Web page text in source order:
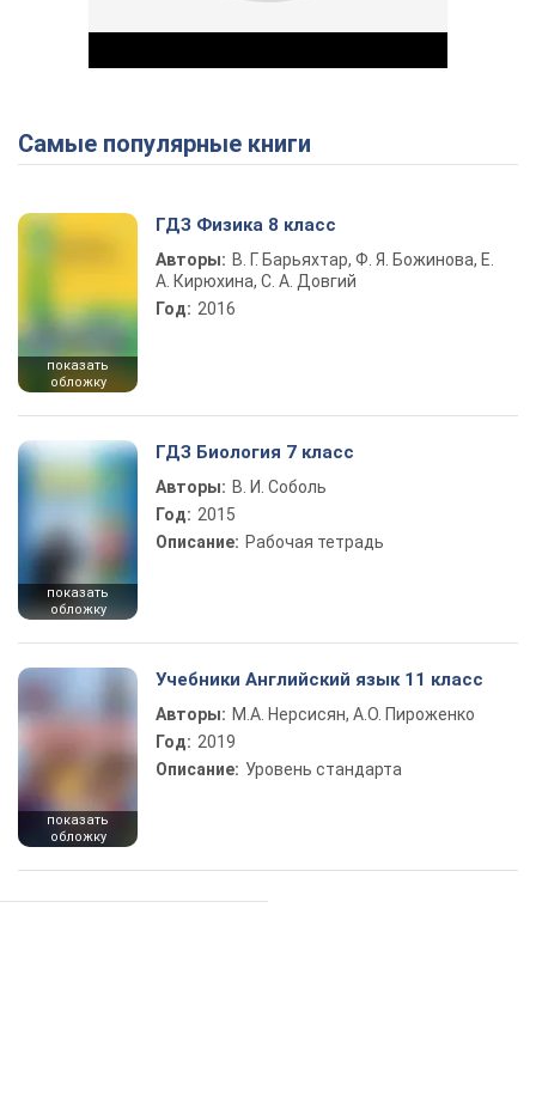
Play Video
Самые популярные книги
показать
обложку
ГДЗ Физика 8 класс
Авторы: В. Г. Барьяхтар, Ф. Я. Божинова, Е.
А. Кирюхина, С. А. Довгий
Год: 2016
показать
обложку
ГДЗ Биология 7 класс
Авторы: В. И. Соболь
Год: 2015
Описание: Рабочая тетрадь
показать
обложку
Учебники Английский язык 11 класс
Авторы: М.А. Нерсисян, А.О. Пироженко
Год: 2019
Описание: Уровень стандарта